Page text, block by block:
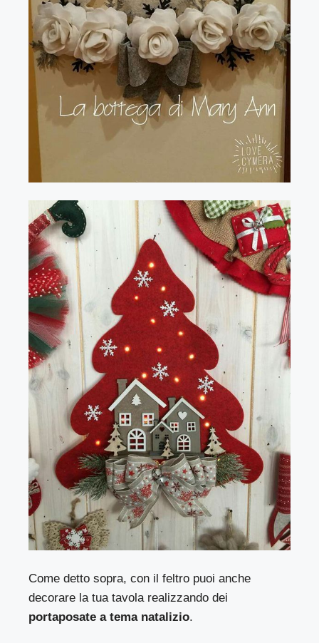
Come detto sopra, con il feltro puoi anche
decorare la tua tavola realizzando dei
portaposate a tema natalizio.